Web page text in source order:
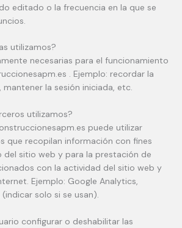
editado o la frecuencia en la que se
utilizamos?
necesarias para el funcionamiento
. Ejemplo: recordar la
la sesión iniciada, etc.
utilizamos?
puede utilizar
que recopilan información con fines
del sitio web y para la prestación de
con la actividad del sitio web y
Ejemplo: Google Analytics,
solo si se usan).
configurar o deshabilitar las